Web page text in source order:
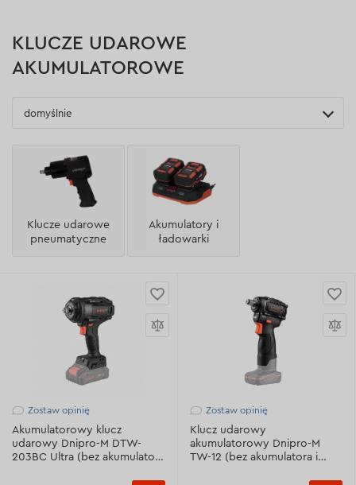
KLUCZE UDAROWE
AKUMULATOROWE
domyślnie
Klucze udarowe
pneumatyczne
Akumulatory i
ładowarki
Zostaw opinię
Akumulatorowy klucz
udarowy Dnipro-M DTW-
203BC Ultra (bez akumulatora
Zostaw opinię
Klucz udarowy
akumulatorowy Dnipro-M
TW-12 (bez akumulatora i